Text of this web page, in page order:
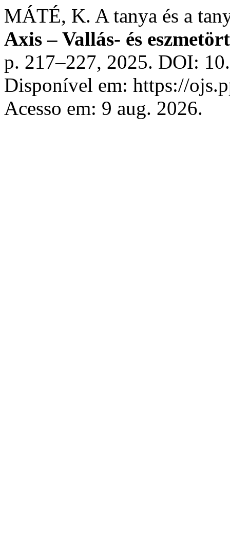
MÁTÉ, K. A tanya és a
Axis – Vallás- és
p. 217–227, 2025. DOI:
Disponível em: https://
Acesso em: 9 aug. 2026.